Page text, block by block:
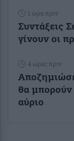
1 ώρα πριν
Συντάξεις
γίνουν οι
4 ώρες πριν
θα μπορούν
αύριο